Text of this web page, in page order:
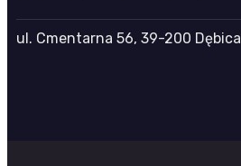
ul. Cmentarna 56, 39-200 Dębica